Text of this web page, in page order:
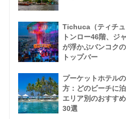
Tichuca（ティチュ
トンロー46階、ジ
が浮かぶバンコク
トップバー
プーケットホテル
方：どのビーチに
エリア別のおすす
30選